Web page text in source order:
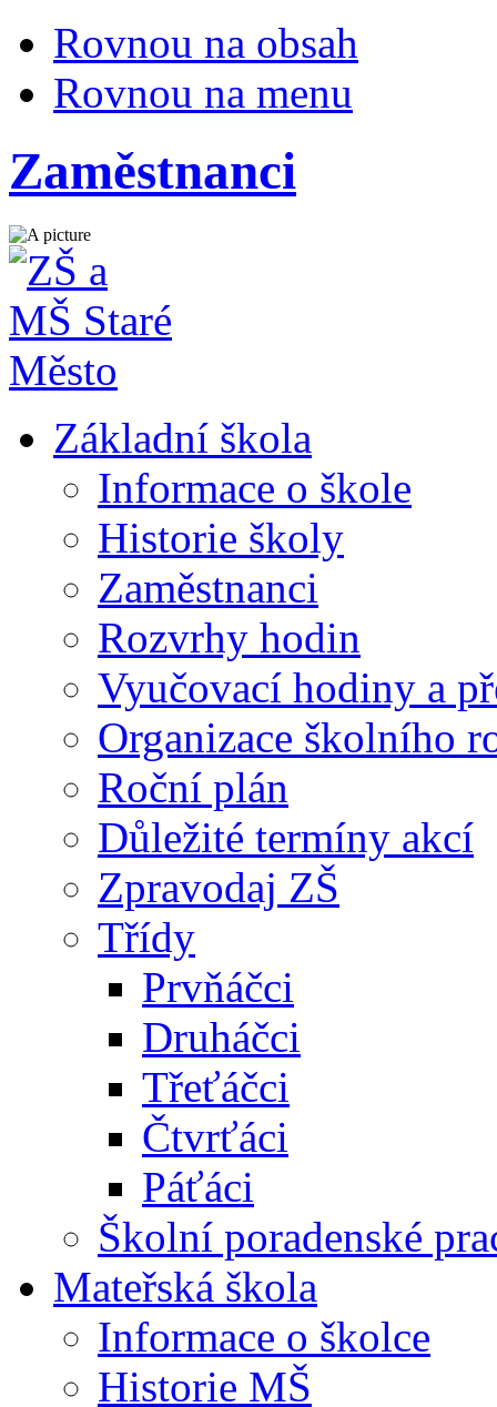
Rovnou na obsah
Rovnou na menu
Zaměstnanci
Základní škola
Informace o škole
Historie školy
Zaměstnanci
Rozvrhy hodin
Vyučovací hodiny a
Organizace školního
Roční plán
Důležité termíny akcí
Zpravodaj ZŠ
Třídy
Prvňáčci
Druháčci
Třeťáčci
Čtvrťáci
Páťáci
Školní poradenské
Mateřská škola
Informace o školce
Historie MŠ